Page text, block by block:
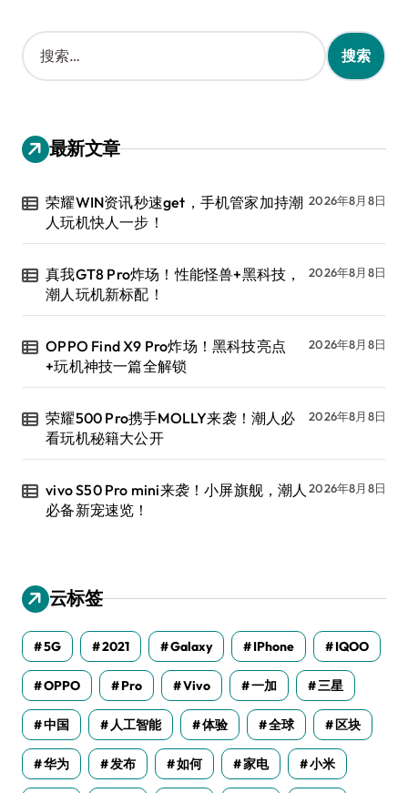
搜
索
：
最新文章
荣耀WIN资讯秒速get，手机管家加持潮
人玩机快人一步！
2026年8月8日
真我GT8 Pro炸场！性能怪兽+黑科技，
潮人玩机新标配！
2026年8月8日
OPPO Find X9 Pro炸场！黑科技亮点
+玩机神技一篇全解锁
2026年8月8日
荣耀500 Pro携手MOLLY来袭！潮人必
看玩机秘籍大公开
2026年8月8日
vivo S50 Pro mini来袭！小屏旗舰，潮人
必备新宠速览！
2026年8月8日
云标签
5G 2021 Galaxy IPhone IQOO
OPPO Pro Vivo 一加 三星
中国 人工智能 体验 全球 区块
华为 发布 如何 家电 小米